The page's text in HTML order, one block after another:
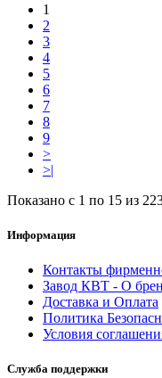
1
2
3
4
5
6
7
8
9
>
>|
Показано с 1 по 15 из
Информация
Контакты
Завод КВТ - О
Доставка и Оплата
Политика
Условия
Служба поддержки